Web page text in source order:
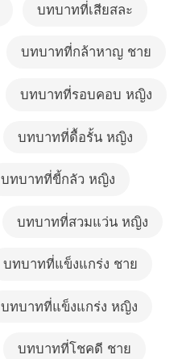
บทบาทที่เสียสละ
บทบาทที่กล้าหาญ ชาย
บทบาทที่รอบคอบ หญิง
บทบาทที่ดื้อรั้น หญิง
บทบาทที่ขี้กลัว หญิง
บทบาทที่สวมแว่น หญิง
บทบาทที่แข็งแกร่ง ชาย
บทบาทที่แข็งแกร่ง หญิง
บทบาทที่โชคดี ชาย